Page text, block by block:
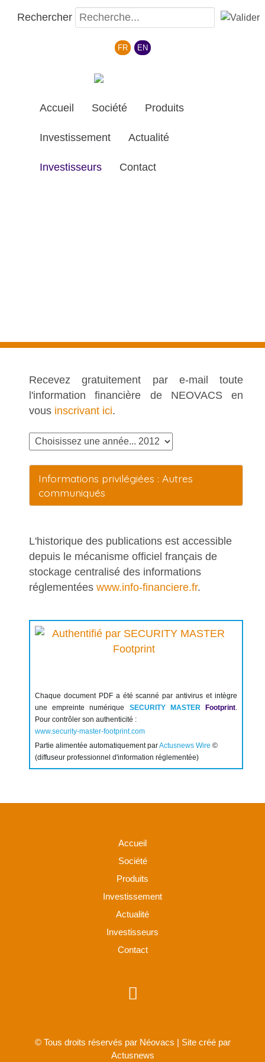
Rechercher
Sélectionnez votre langue
FR EN
Accueil Société Produits
Investissement Actualité
Investisseurs Contact
Recevez gratuitement par e-mail toute
l'information financière de NEOVACS en
vous inscrivant ici.
Informations privilégiées : Autres
communiqués
L'historique des publications est accessible
depuis le mécanisme officiel français de
stockage centralisé des informations
réglementées www.info-financiere.fr.
Chaque document PDF a été scanné par antivirus et intègre
une empreinte numérique SECURITY MASTERFootprint.
Pour contrôler son authenticité :
www.security-master-footprint.com
Partie alimentée automatiquement parActusnews Wire ©
(diffuseur professionnel d'information réglementée)
Accueil
Société
Produits
Investissement
Actualité
Investisseurs
Contact
© Tous droits réservés par Néovacs | Site créé par
Actusnews